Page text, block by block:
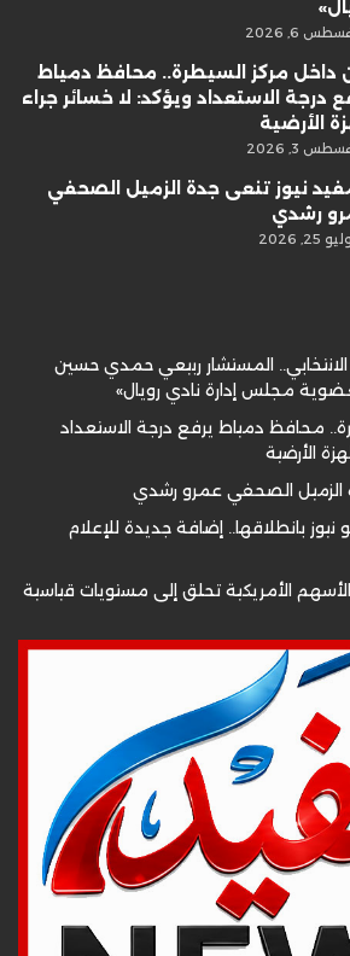
6, 2026
داخل مركز السيطرة.. محافظ دمياط
درجة الاستعداد ويؤكد: لا خسائر جراء
الأرضية
3, 2026
نيوز تنعى جدة الزميل الصحفي
رشدي
25, 2026
المستشار ربيعي حمدي حسين
مجلس إدارة نادي رويال»
محافظ دمياط يرفع درجة الاستعداد
الأرضية
الزميل الصحفي عمرو رشدي
نيوز بانطلاقها.. إضافة جديدة للإعلام
الأمريكية تحلق إلى مستويات قياسية